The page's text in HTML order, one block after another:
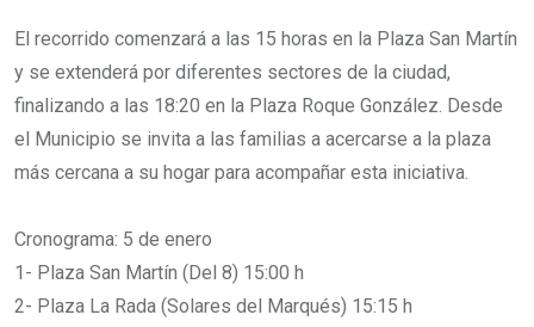
El recorrido comenzará a las 15 horas en la Plaza San Martín
y se extenderá por diferentes sectores de la ciudad,
finalizando a las 18:20 en la Plaza Roque González. Desde
el Municipio se invita a las familias a acercarse a la plaza
más cercana a su hogar para acompañar esta iniciativa.
Cronograma: 5 de enero
1- Plaza San Martín (Del 8) 15:00 h
2- Plaza La Rada (Solares del Marqués) 15:15 h